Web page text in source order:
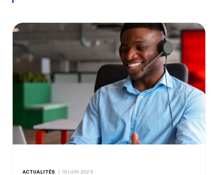
ACTUALITÉS 19 JUIN 2025